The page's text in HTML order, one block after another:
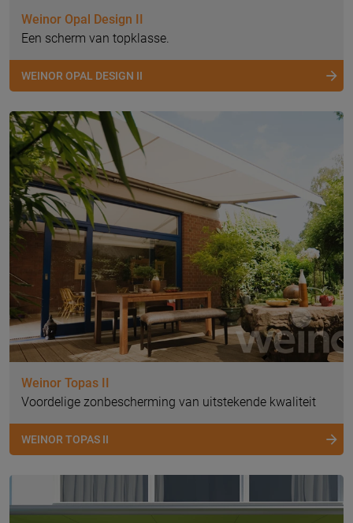
Weinor Opal Design II
Een scherm van topklasse.
WEINOR OPAL DESIGN II
Weinor Topas II
Voordelige zonbescherming van uitstekende kwaliteit
WEINOR TOPAS II